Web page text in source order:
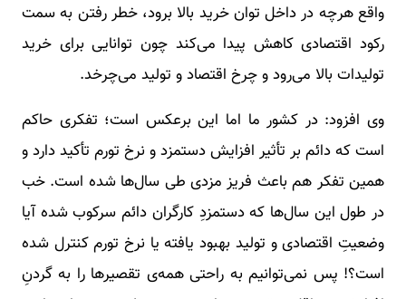
واقع هرچه در داخل توان خرید بالا برود، خطر رفتن به سمت
رکود اقتصادی کاهش پیدا می‌کند چون توانایی برای خرید
تولیدات بالا می‌رود و چرخ اقتصاد و تولید می‌چرخد.
وی افزود: در کشور ما اما این برعکس است؛ تفکری حاکم
است که دائم بر تأثیر افزایش دستمزد و نرخ تورم تأکید دارد و
همین تفکر هم باعث فریز مزدی طی سال‌ها شده است. خب
در طول این سال‌ها که دستمزدِ کارگران دائم سرکوب شده آیا
وضعیتِ اقتصادی و تولید بهبود یافته یا نرخ تورم کنترل شده
است؟! پس نمی‌توانیم به راحتی همه‌ی تقصیرها را به گردنِ